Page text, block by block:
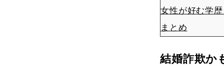
女性が好む学
まとめ
結婚詐欺か